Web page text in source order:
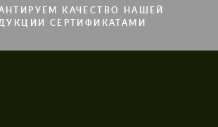
КАЧЕСТВО НАШЕЙ
СЕРТИФИКАТАМИ